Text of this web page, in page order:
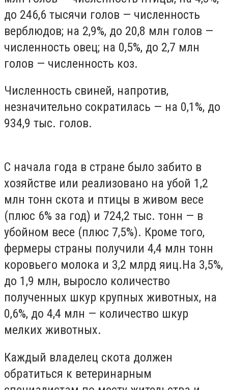
до 246,6 тысячи голов — численность
верблюдов; на 2,9%, до 20,8 млн голов —
численность овец; на 0,5%, до 2,7 млн
голов — численность коз.
Численность свиней, напротив,
незначительно сократилась — на 0,1%, до
934,9 тыс. голов.
С начала года в стране было забито в
хозяйстве или реализовано на убой 1,2
млн тонн скота и птицы в живом весе
(плюс 6% за год) и 724,2 тыс. тонн — в
убойном весе (плюс 7,5%). Кроме того,
фермеры страны получили 4,4 млн тонн
коровьего молока и 3,2 млрд яиц.На 3,5%,
до 1,9 млн, выросло количество
полученных шкур крупных животных, на
0,6%, до 4,4 млн — количество шкур
мелких животных.
Каждый владелец скота должен
обратиться к ветеринарным